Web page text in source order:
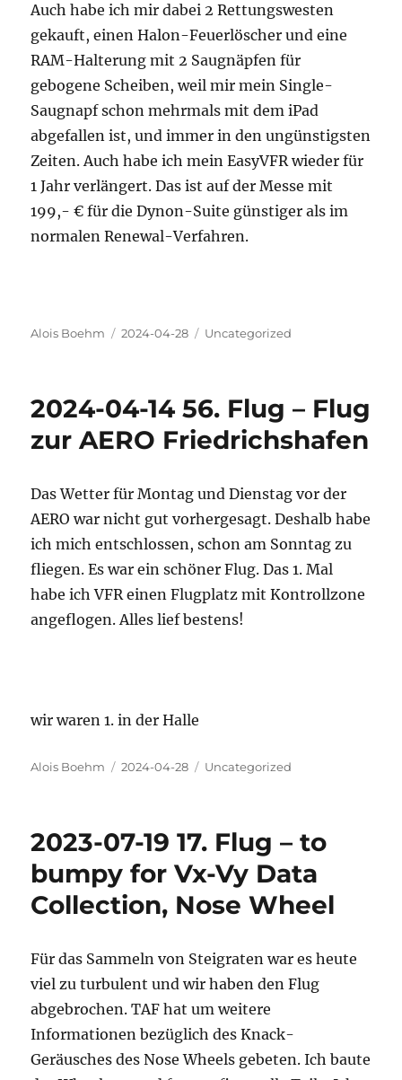
Auch habe ich mir dabei 2 Rettungswesten
gekauft, einen Halon-Feuerlöscher und eine
RAM-Halterung mit 2 Saugnäpfen für
gebogene Scheiben, weil mir mein Single-
Saugnapf schon mehrmals mit dem iPad
abgefallen ist, und immer in den ungünstigsten
Zeiten. Auch habe ich mein EasyVFR wieder für
1 Jahr verlängert. Das ist auf der Messe mit
199,- € für die Dynon-Suite günstiger als im
normalen Renewal-Verfahren.
Autor
Alois Boehm
Veröffentlicht
2024-04-28 Kategorien
Uncategorized
2024-04-14 56. Flug – Flug
zur AERO Friedrichshafen
Das Wetter für Montag und Dienstag vor der
AERO war nicht gut vorhergesagt. Deshalb habe
ich mich entschlossen, schon am Sonntag zu
fliegen. Es war ein schöner Flug. Das 1. Mal
habe ich VFR einen Flugplatz mit Kontrollzone
angeflogen. Alles lief bestens!
wir waren 1. in der Halle
Autor
Alois Boehm
Veröffentlicht
2024-04-28 Kategorien
Uncategorized
2023-07-19 17. Flug – to
bumpy for Vx-Vy Data
Collection, Nose Wheel
Für das Sammeln von Steigraten war es heute
viel zu turbulent und wir haben den Flug
abgebrochen. TAF hat um weitere
Informationen bezüglich des Knack-
Geräusches des Nose Wheels gebeten. Ich baute